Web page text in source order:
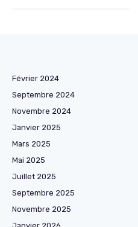
Février 2024
Septembre 2024
Novembre 2024
Janvier 2025
Mars 2025
Mai 2025
Juillet 2025
Septembre 2025
Novembre 2025